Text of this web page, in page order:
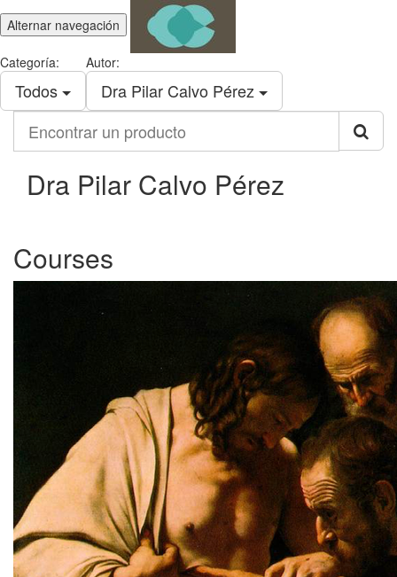
Alternar navegación
Categoría:
Todos
Autor:
Dra Pilar Calvo Pérez
producto
Dra Pilar Calvo Pérez
Courses